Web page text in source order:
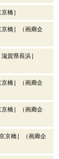
橋］
橋］（画廊企
賀県長浜］
橋］（画廊企
橋］（画廊企
京橋］（画廊企